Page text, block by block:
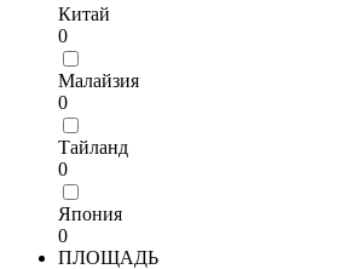
Китай
0
Малайзия
0
Тайланд
0
Япония
0
ПЛОЩАДЬ